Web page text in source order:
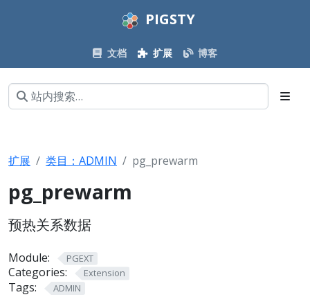
PIGSTY
文档 扩展 博客
扩展 类目：ADMIN pg_prewarm
pg_prewarm
预热关系数据
Module: PGEXT
Categories: Extension
Tags: ADMIN